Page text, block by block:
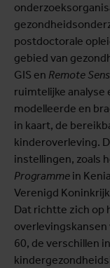
postdoctorale
gebied van
GIS en Remote
ruimtelijke analyse
modelleerde en
in kaart, de
kinderoverleving.
instellingen, zoals
Programme in
Verenigd
Dat richtte zich op
overlevingskansen
60, de verschillen